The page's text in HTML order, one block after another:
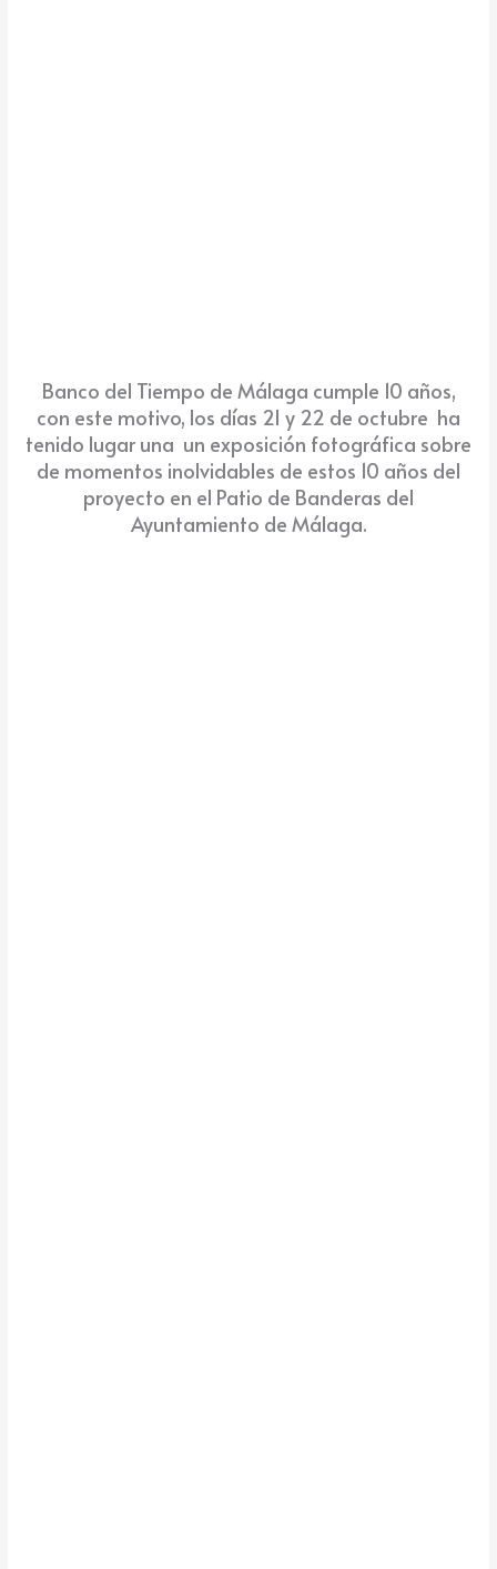
Banco del Tiempo de Málaga cumple 10 años,
con este motivo, los días 21 y 22 de octubre ha
tenido lugar una un exposición fotográfica sobre
de momentos inolvidables de estos 10 años del
proyecto en el Patio de Banderas del
Ayuntamiento de Málaga.